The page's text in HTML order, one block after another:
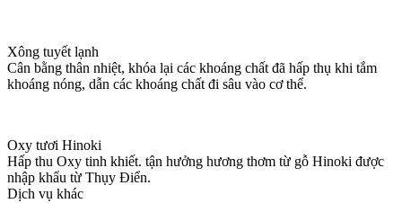
Xông tuyết lạnh
Cân bằng thân nhiệt, khóa lại các khoáng chất đã hấp thụ khi tắm
khoáng nóng, dẫn các khoáng chất đi sâu vào cơ thể.
Oxy tươi Hinoki
Hấp thu Oxy tinh khiết. tận hưởng hương thơm từ gỗ Hinoki được
nhập khẩu từ Thụy Điển.
Dịch vụ khác